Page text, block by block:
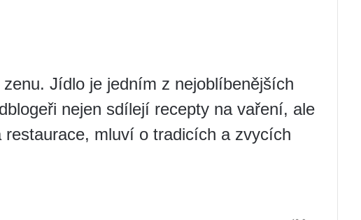
Jídlo je jedním z nejoblíbenějších
nejen sdílejí recepty na vaření, ale
mluví o tradicích a zvycích